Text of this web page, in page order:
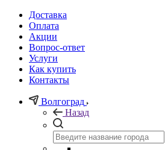
Доставка
Оплата
Акции
Вопрос-ответ
Услуги
Как купить
Контакты
Волгоград
Назад